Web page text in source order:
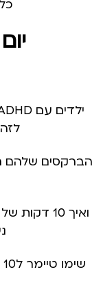
יום 3 — רגע
הברקסים שלהם
ואיך 10